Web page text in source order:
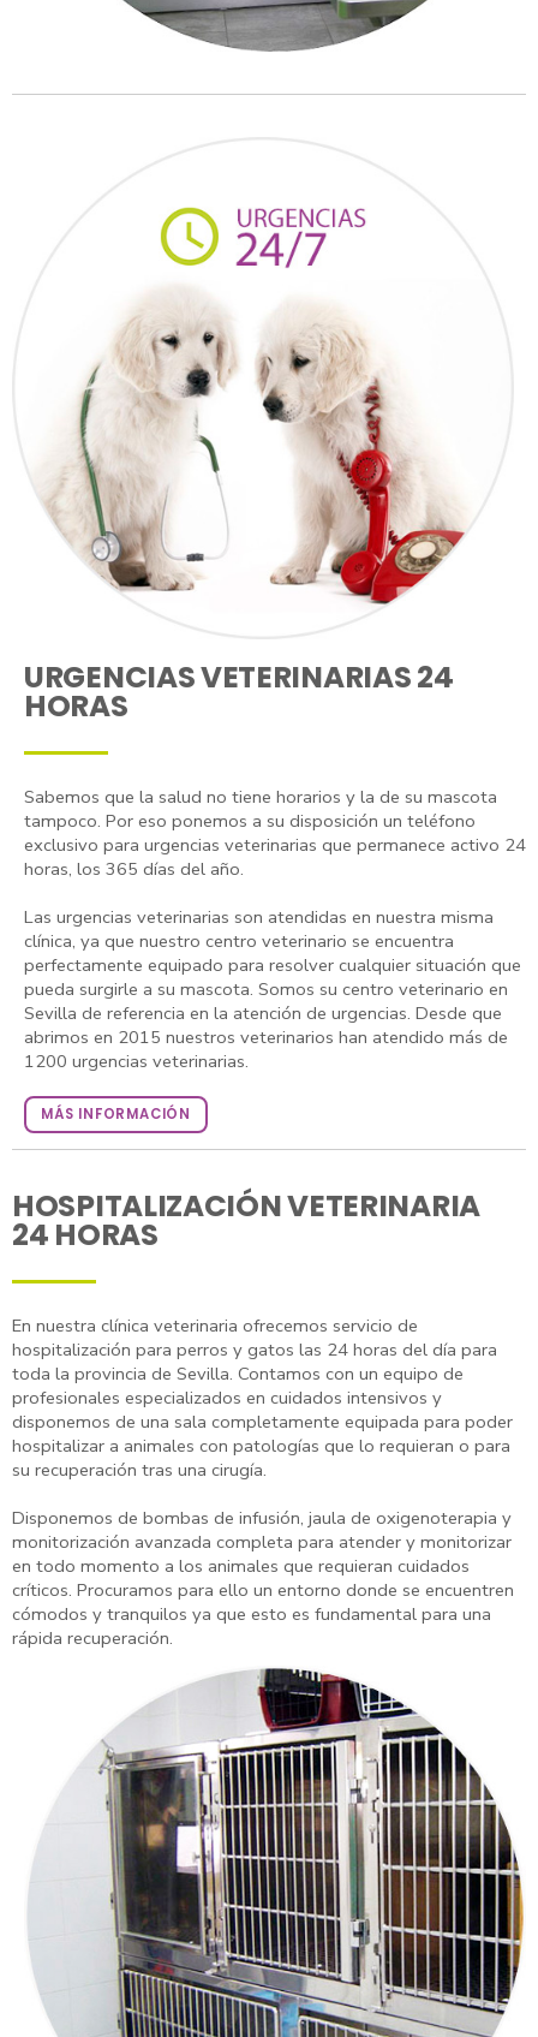
URGENCIAS VETERINARIAS 24
HORAS
Sabemos que la salud no tiene horarios y la de su mascota
tampoco. Por eso ponemos a su disposición un teléfono
exclusivo para urgencias veterinarias que permanece activo 24
horas, los 365 días del año.
Las urgencias veterinarias son atendidas en nuestra misma
clínica, ya que nuestro centro veterinario se encuentra
perfectamente equipado para resolver cualquier situación que
pueda surgirle a su mascota. Somos su centro veterinario en
Sevilla de referencia en la atención de urgencias. Desde que
abrimos en 2015 nuestros veterinarios han atendido más de
1200 urgencias veterinarias.
MÁS INFORMACIÓN
HOSPITALIZACIÓN VETERINARIA
24 HORAS
En nuestra clínica veterinaria ofrecemos servicio de
hospitalización para perros y gatos las 24 horas del día para
toda la provincia de Sevilla. Contamos con un equipo de
profesionales especializados en cuidados intensivos y
disponemos de una sala completamente equipada para poder
hospitalizar a animales con patologías que lo requieran o para
su recuperación tras una cirugía.
Disponemos de bombas de infusión, jaula de oxigenoterapia y
monitorización avanzada completa para atender y monitorizar
en todo momento a los animales que requieran cuidados
críticos. Procuramos para ello un entorno donde se encuentren
cómodos y tranquilos ya que esto es fundamental para una
rápida recuperación.